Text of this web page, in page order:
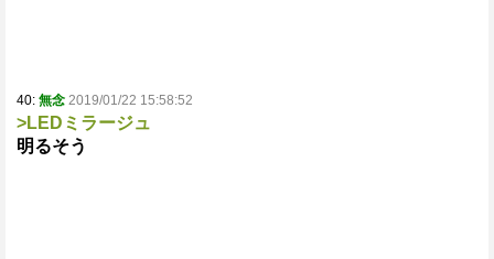
40: 無念 2019/01/22 15:58:52
>LEDミラージュ
明るそう